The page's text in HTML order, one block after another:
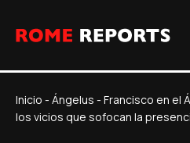
Inicio - Ángelus - Francisco en el
los vicios que sofocan la